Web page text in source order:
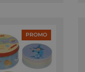
PROMO